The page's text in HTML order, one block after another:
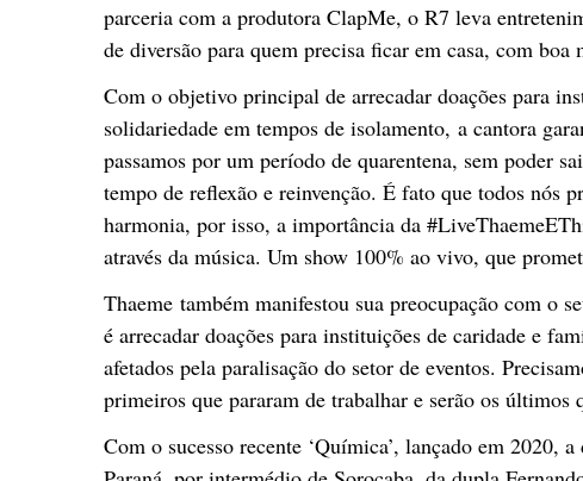
parceria com a produtora ClapMe, o R7 leva
de diversão para quem precisa ficar em casa, com boa
Com o objetivo principal de arrecadar doações para
solidariedade em tempos de isolamento, a cantora
passamos por um período de quarentena, sem poder
tempo de reflexão e reinvenção. É fato que todos nós
harmonia, por isso, a importância da
através da música. Um show 100% ao vivo, que
Thaeme também manifestou sua preocupação com o
é arrecadar doações para instituições de caridade e
afetados pela paralisação do setor de eventos.
primeiros que pararam de trabalhar e serão os últimos
Com o sucesso recente ‘Química’, lançado em 2020,